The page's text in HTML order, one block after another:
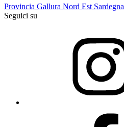
Provincia Gallura Nord Est Sardegna
Seguici su